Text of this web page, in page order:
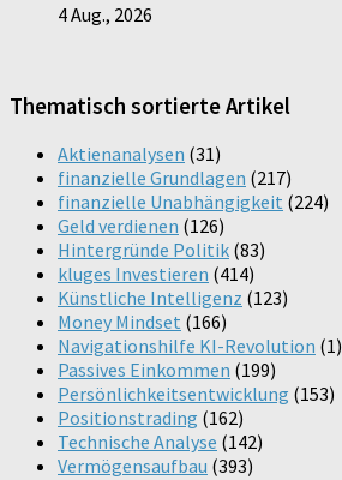
4 Aug., 2026
Thematisch sortierte Artikel
Aktienanalysen (31)
finanzielle Grundlagen (217)
finanzielle Unabhängigkeit (224)
Geld verdienen (126)
Hintergründe Politik (83)
kluges Investieren (414)
Künstliche Intelligenz (123)
Money Mindset (166)
Navigationshilfe KI-Revolution (1)
Passives Einkommen (199)
Persönlichkeitsentwicklung (153)
Positionstrading (162)
Technische Analyse (142)
Vermögensaufbau (393)